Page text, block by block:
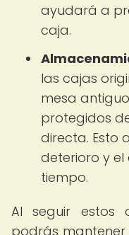
ayudará a
caja.
las cajas
mesa
protegidos
directa. Esto
deterioro y
tiempo.
Al seguir estos
podrás mantener